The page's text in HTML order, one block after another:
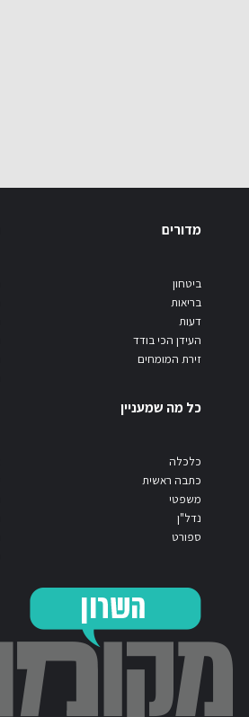
מדורים
ביטחון
בריאות
דעות
העידן הכי בודד
זירת המומחים
כל מה שמעניין
כלכלה
כתבה ראשית
משפטי
נדל"ן
ספורט